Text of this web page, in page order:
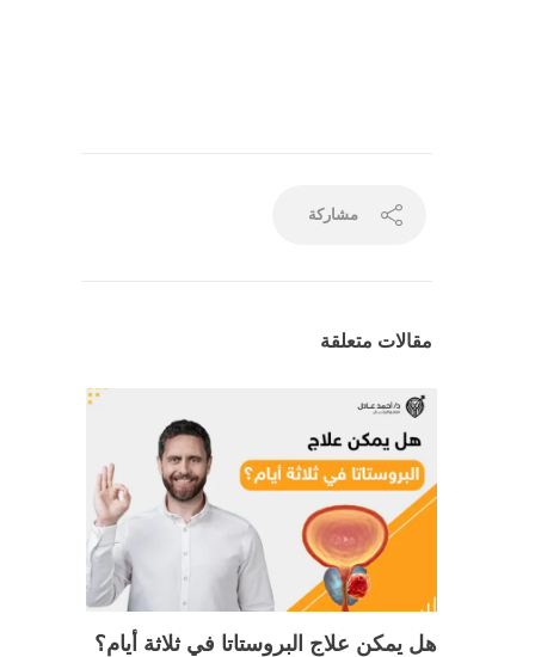
مشاركة
مقالات متعلقة
هل يمكن علاج البروستاتا في ثلاثة أيام؟